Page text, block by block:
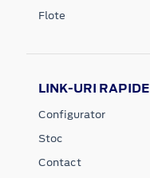
Flote
LINK-URI RAPIDE
Configurator
Stoc
Contact